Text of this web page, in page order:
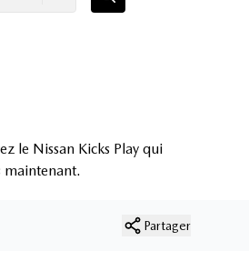
le Nissan Kicks Play qui
maintenant.
Partager